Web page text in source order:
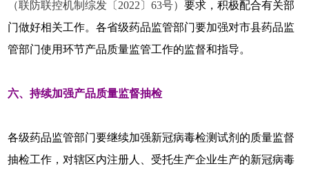
（联防联控机制综发〔2022〕63号）要求，积极配合有关部
门做好相关工作。各省级药品监管部门要加强对市县药品监
管部门使用环节产品质量监管工作的监督和指导。
六、持续加强产品质量监督抽检
各级药品监管部门要继续加强新冠病毒检测试剂的质量监督
抽检工作，对辖区内注册人、受托生产企业生产的新冠病毒